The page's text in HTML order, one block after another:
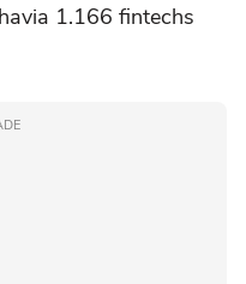
1.166 fintechs